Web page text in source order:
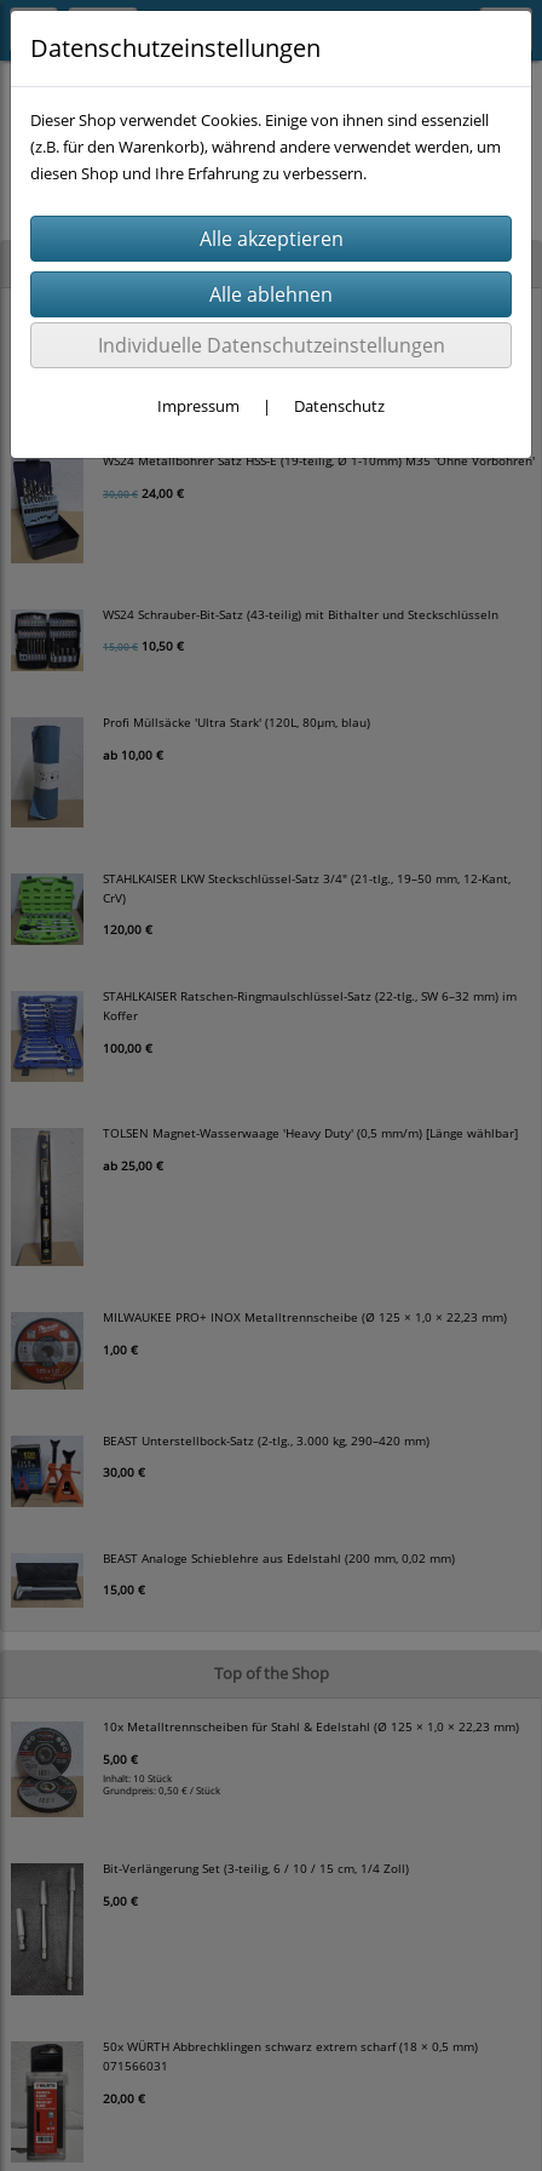
Neu im Shop
WS24 Hammerbohrer Satz SDS-plus 4-schneider (5-teilig, Ø 5-10mm)
15,00 €12,00 €
WS24 Metallbohrer Satz HSS-E (19-teilig, Ø 1-10mm) M35 'Ohne Vorbohren'
30,00 € 24,00 €
WS24 Schrauber-Bit-Satz (43-teilig) mit Bithalter und Steckschlüsseln
15,00 € 10,50 €
Profi Müllsäcke 'Ultra Stark' (120L, 80µm, blau)
ab 10,00 €
STAHLKAISER LKW Steckschlüssel-Satz 3/4" (21-tlg., 19–50 mm, 12-Kant,
CrV)
120,00 €
STAHLKAISER Ratschen-Ringmaulschlüssel-Satz (22-tlg., SW 6–32 mm) im
Koffer
100,00 €
TOLSEN Magnet-Wasserwaage 'Heavy Duty' (0,5 mm/m) [Länge wählbar]
ab 25,00 €
MILWAUKEE PRO+ INOX Metalltrennscheibe (Ø 125 × 1,0 × 22,23 mm)
1,00 €
BEAST Unterstellbock-Satz (2-tlg., 3.000 kg, 290–420 mm)
30,00 €
BEAST Analoge Schieblehre aus Edelstahl (200 mm, 0,02 mm)
15,00 €
Top of the Shop
10x Metalltrennscheiben für Stahl & Edelstahl (Ø 125 × 1,0 × 22,23 mm)
5,00 €
Inhalt: 10 Stück
Grundpreis:0,50 € / Stück
Bit-Verlängerung Set (3-teilig, 6 / 10 / 15 cm, 1/4 Zoll)
5,00 €
50x WÜRTH Abbrechklingen schwarz extrem scharf (18 × 0,5 mm)
071566031
20,00 €
Es wurden leider keine Produkte gefunden.
Datenschutzeinstellungen
Dieser Shop verwendet Cookies. Einige von ihnen sind essenziell
(z.B. für den Warenkorb), während andere verwendet werden, um
diesen Shop und Ihre Erfahrung zu verbessern.
Individuelle Datenschutzeinstellungen
Impressum | Datenschutz